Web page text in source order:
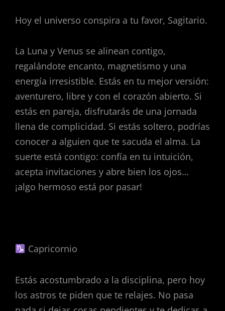
Hoy el universo conspira a tu favor, Sagitario.
La Luna y Venus se alinean contigo,
regalándote encanto, magnetismo y una
energía irresistible. Estás en tu mejor versión:
aventurero, libre y con el corazón abierto. Si
estás en pareja, disfrutarás de una jornada
llena de complicidad. Si estás soltero, podrías
conocer a alguien que te sacuda el alma. La
suerte está contigo: confía en tu intuición,
acepta invitaciones y abre bien los ojos…
¡algo hermoso está por pasar!
Capricornio
Estás acostumbrado a la disciplina, pero hoy
los astros te piden que te relajes. No pasa